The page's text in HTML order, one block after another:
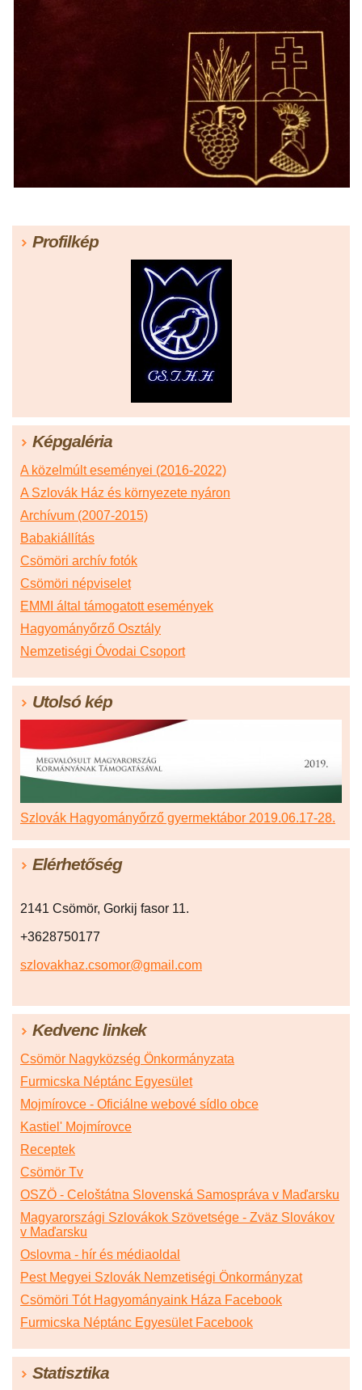
Profilkép
Képgaléria
A közelmúlt eseményei (2016-2022)
A Szlovák Ház és környezete nyáron
Archívum (2007-2015)
Babakiállítás
Csömöri archív fotók
Csömöri népviselet
EMMI által támogatott események
Hagyományőrző Osztály
Nemzetiségi Óvodai Csoport
Utolsó kép
Szlovák Hagyományőrző gyermektábor 2019.06.17-28.
Elérhetőség
2141 Csömör, Gorkij fasor 11.
+3628750177
szlovakhaz.csomor@gmail.com
Kedvenc linkek
Csömör Nagyközség Önkormányzata
Furmicska Néptánc Egyesület
Mojmírovce - Oficiálne webové sídlo obce
Kastiel' Mojmírovce
Receptek
Csömör Tv
OSZÖ - Celoštátna Slovenská Samospráva v Maďarsku
Magyarországi Szlovákok Szövetsége - Zväz Slovákov
v Maďarsku
Oslovma - hír és médiaoldal
Pest Megyei Szlovák Nemzetiségi Önkormányzat
Csömöri Tót Hagyományaink Háza Facebook
Furmicska Néptánc Egyesület Facebook
Statisztika